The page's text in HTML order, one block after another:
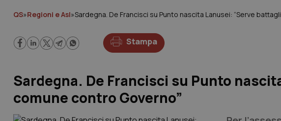
QS»Regioni e Asl»Sardegna. De Francisci su Punto nascita Lanusei: “Serve
Stampa
Sardegna. De Francisci su Punto
comune contro Governo”